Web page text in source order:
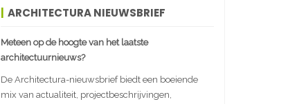
ARCHITECTURA NIEUWSBRIEF
Meteen op de hoogte van het laatste
architectuurnieuws?
De Architectura-nieuwsbrief biedt een boeiende
mix van actualiteit, projectbeschrijvingen,